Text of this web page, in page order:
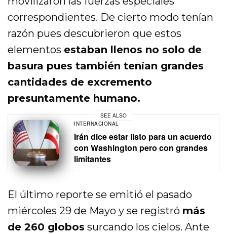
correspondientes. De cierto modo tenían
razón pues descubrieron que estos
elementos estaban llenos no solo de
basura pues también tenían grandes
cantidades de excremento
presuntamente humano.
SEE ALSO
INTERNACIONAL
Irán dice estar listo para un acuerdo
con Washington pero con grandes
limitantes
El último reporte se emitió el pasado
miércoles 29 de Mayo y se registró más
de 260 globos surcando los cielos. Ante